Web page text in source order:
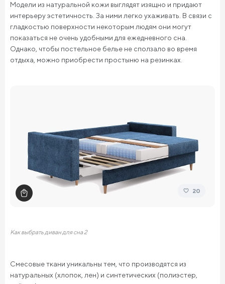
Модели из натуральной кожи выглядят изящно и придают
интерьеру эстетичность. За ними легко ухаживать. В связи с
гладкостью поверхности некоторым людям они могут
показаться не очень удобными для ежедневного сна.
Однако, чтобы постельное белье не сползало во время
отдыха, можно приобрести простыню на резинках.
20
Как выбрать диван для сна 2
Смесовые ткани уникальны тем, что производятся из
натуральных (хлопок, лен) и синтетических (полиэстер,